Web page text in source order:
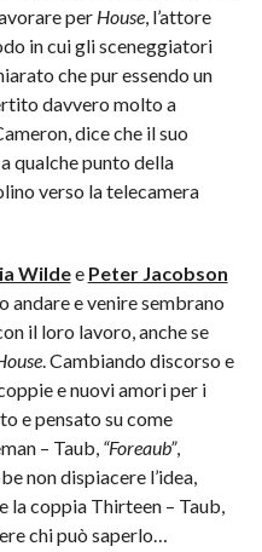
per House, l’attore
in cui gli sceneggiatori
che pur essendo un
davvero molto a
dice che il suo
qualche punto della
verso la telecamera
Wildee Peter Jacobson
andare e venire sembrano
il loro lavoro, anche se
. Cambiando discorso e
e nuovi amori per i
e pensato su come
– Taub, “Foreaub”,
non dispiacere l’idea,
la coppia Thirteen – Taub,
chi può saperlo…